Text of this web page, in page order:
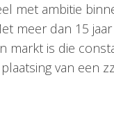
met ambitie
meer dan 15
markt is die
van een